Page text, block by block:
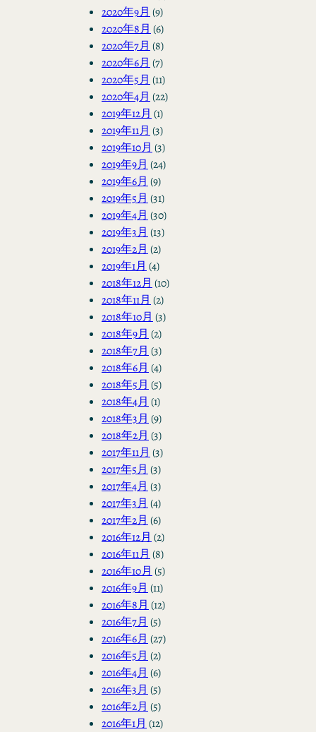
2020年9月 (9)
2020年8月 (6)
2020年7月 (8)
2020年6月 (7)
2020年5月 (11)
2020年4月 (22)
2019年12月 (1)
2019年11月 (3)
2019年10月 (3)
2019年9月 (24)
2019年6月 (9)
2019年5月 (31)
2019年4月 (30)
2019年3月 (13)
2019年2月 (2)
2019年1月 (4)
2018年12月 (10)
2018年11月 (2)
2018年10月 (3)
2018年9月 (2)
2018年7月 (3)
2018年6月 (4)
2018年5月 (5)
2018年4月 (1)
2018年3月 (9)
2018年2月 (3)
2017年11月 (3)
2017年5月 (3)
2017年4月 (3)
2017年3月 (4)
2017年2月 (6)
2016年12月 (2)
2016年11月 (8)
2016年10月 (5)
2016年9月 (11)
2016年8月 (12)
2016年7月 (5)
2016年6月 (27)
2016年5月 (2)
2016年4月 (6)
2016年3月 (5)
2016年2月 (5)
2016年1月 (12)